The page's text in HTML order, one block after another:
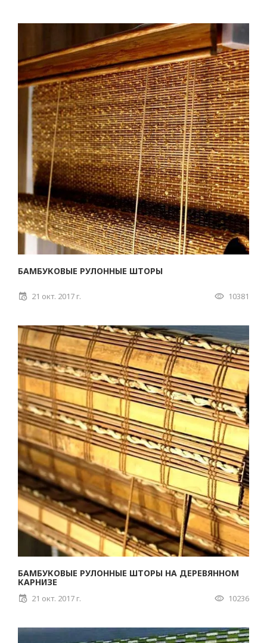
БАМБУКОВЫЕ РУЛОННЫЕ ШТОРЫ
21 окт. 2017 г. 10381
БАМБУКОВЫЕ РУЛОННЫЕ ШТОРЫ НА ДЕРЕВЯННОМ
КАРНИЗЕ
21 окт. 2017 г. 10236